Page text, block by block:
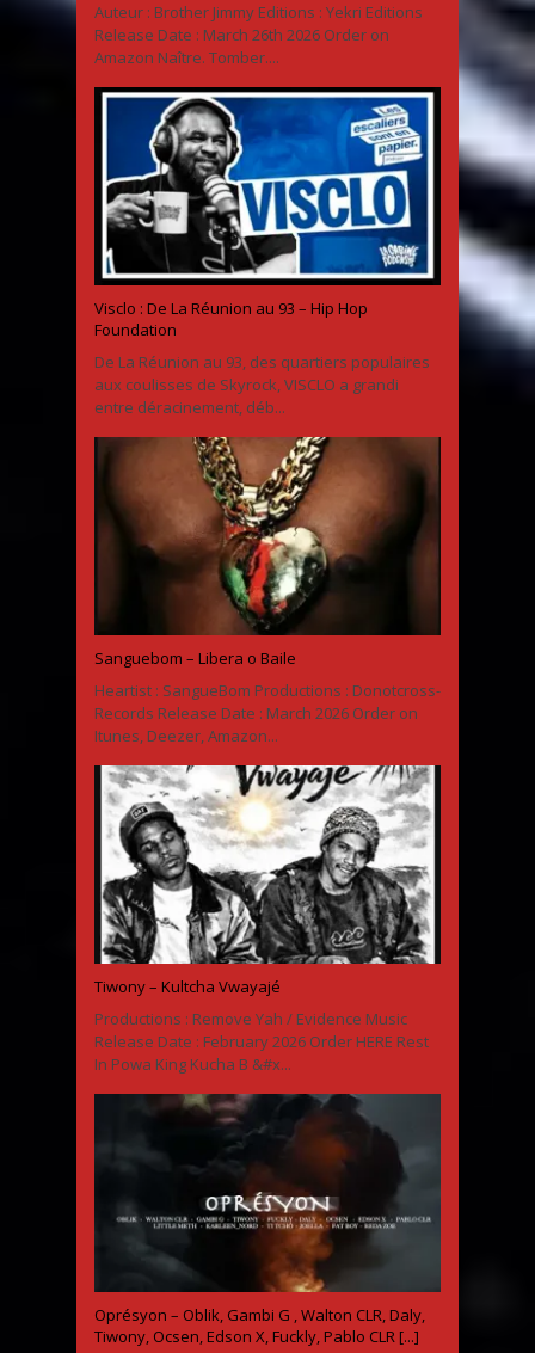
Auteur : Brother Jimmy Editions : Yekri Editions
Release Date : March 26th 2026 Order on
Amazon Naître. Tomber....
Visclo : De La Réunion au 93 – Hip Hop
Foundation
De La Réunion au 93, des quartiers populaires
aux coulisses de Skyrock, VISCLO a grandi
entre déracinement, déb...
Sanguebom – Libera o Baile
Heartist : SangueBom Productions : Donotcross-
Records Release Date : March 2026 Order on
Itunes, Deezer, Amazon...
Tiwony – Kultcha Vwayajé
Productions : Remove Yah / Evidence Music
Release Date : February 2026 Order HERE Rest
In Powa King Kucha B &#x...
Oprésyon – Oblik, Gambi G , Walton CLR, Daly,
Tiwony, Ocsen, Edson X, Fuckly, Pablo CLR [...]